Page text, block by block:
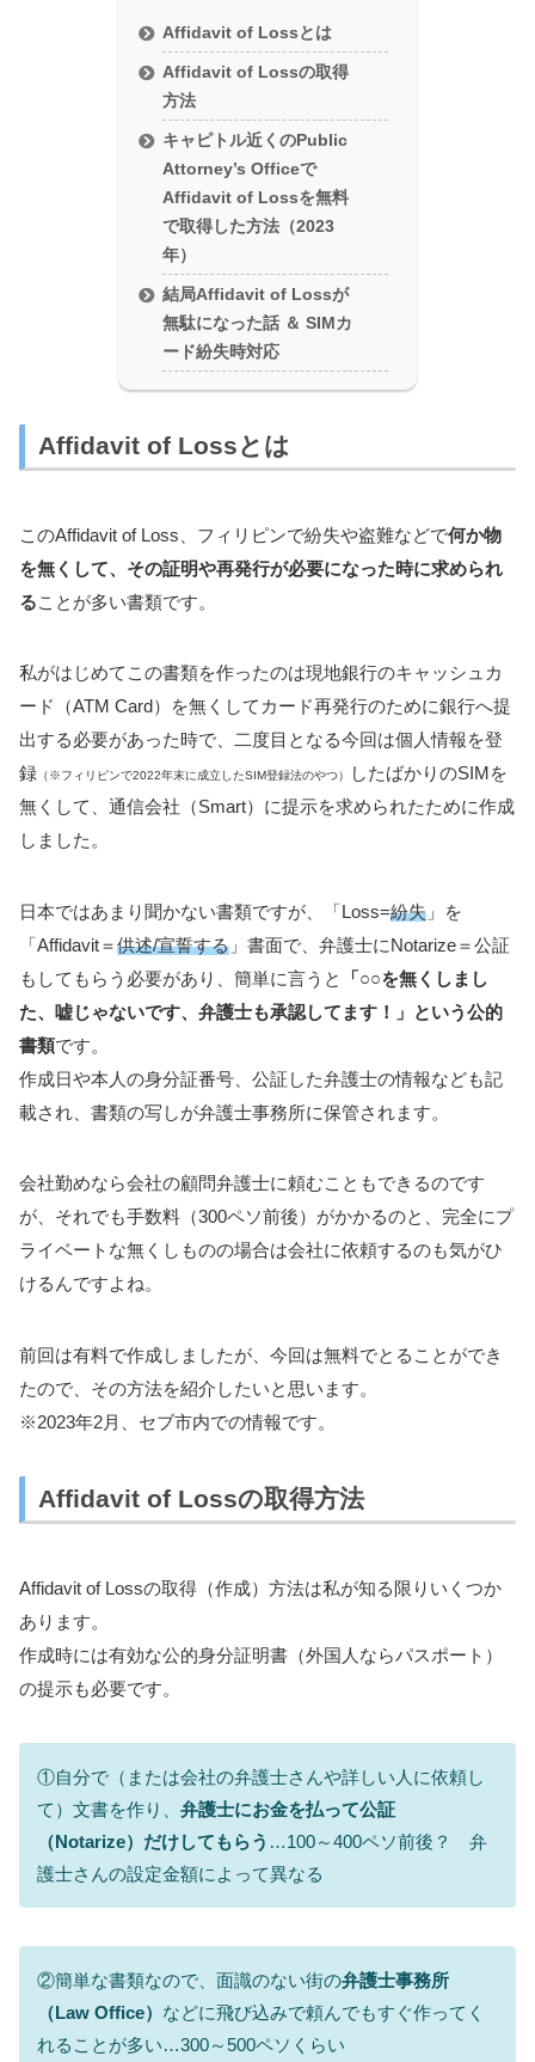
Affidavit of Lossとは
Affidavit of Lossの取得
方法
キャピトル近くのPublic
Attorney’s Officeで
Affidavit of Lossを無料
で取得した方法（2023
年）
結局Affidavit of Lossが
無駄になった話 ＆ SIMカ
ード紛失時対応
Affidavit of Lossとは
このAffidavit of Loss、フィリピンで紛失や盗難などで何か物
を無くして、その証明や再発行が必要になった時に求められ
ることが多い書類です。
私がはじめてこの書類を作ったのは現地銀行のキャッシュカ
ード（ATM Card）を無くしてカード再発行のために銀行へ提
出する必要があった時で、二度目となる今回は個人情報を登
録 （※フィリピンで2022年末に成立したSIM登録法のやつ）
したばかりのSIMを
無くして、通信会社（Smart）に提示を求められたために作成
しました。
日本ではあまり聞かない書類ですが、「Loss=紛失 」を
「Affidavit＝供述/宣誓する 」書面で、弁護士にNotarize＝公証
もしてもらう必要があり、簡単に言うと
「○○を無くしまし
た、嘘じゃないです、弁護士も承認してます！」という公的
書類です。
作成日や本人の身分証番号、公証した弁護士の情報なども記
載され、書類の写しが弁護士事務所に保管されます。
会社勤めなら会社の顧問弁護士に頼むこともできるのです
が、それでも手数料（300ペソ前後）がかかるのと、完全にプ
ライベートな無くしものの場合は会社に依頼するのも気がひ
けるんですよね。
前回は有料で作成しましたが、今回は無料でとることができ
たので、その方法を紹介したいと思います。
※2023年2月、セブ市内での情報です。
Affidavit of Lossの取得方法
Affidavit of Lossの取得（作成）方法は私が知る限りいくつか
あります。
作成時には有効な公的身分証明書（外国人ならパスポート）
の提示も必要です。
①自分で（または会社の弁護士さんや詳しい人に依頼し
て）文書を作り、 弁護士にお金を払って公証
（Notarize）だけしてもらう …100～400ペソ前後？ 弁
護士さんの設定金額によって異なる
②簡単な書類なので、面識のない街の弁護士事務所
（Law Office） などに飛び込みで頼んでもすぐ作ってく
れることが多い…300～500ペソくらい